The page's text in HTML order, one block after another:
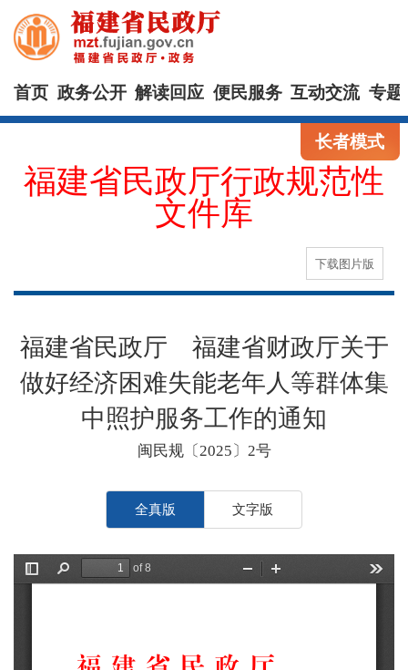
首页 政务公开 解读回应 便民服务 互动交流 专题
长者模式
福建省民政厅行政规范性
文件库
下载图片版
福建省民政厅 福建省财政厅关于
做好经济困难失能老年人等群体集
中照护服务工作的通知
闽民规〔2025〕2号
全真版 文字版